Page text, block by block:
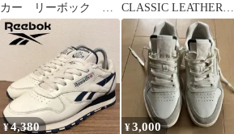
カー リーボック ク
ラシックレザー ガム
ソール
CLASSIC LEATHERク
ラシックレザー
¥4,380 ¥3,000